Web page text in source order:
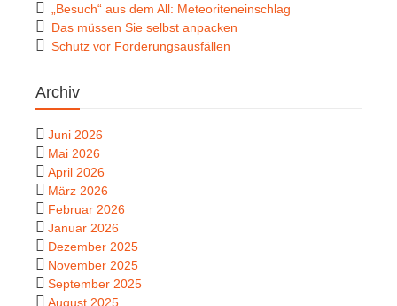
„Besuch“ aus dem All: Meteoriteneinschlag
Das müssen Sie selbst anpacken
Schutz vor Forderungsausfällen
Archiv
Juni 2026
Mai 2026
April 2026
März 2026
Februar 2026
Januar 2026
Dezember 2025
November 2025
September 2025
August 2025